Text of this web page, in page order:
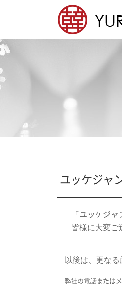
ユッケジャ
「 ユッケジャ
皆様に大変ご
以後は、更な
弊社の電話または